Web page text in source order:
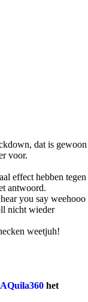
dat is gewoon
voor.
effect hebben tegen
antwoord.
you say weehooo
nicht wieder
weetjuh!
AQuila360 het